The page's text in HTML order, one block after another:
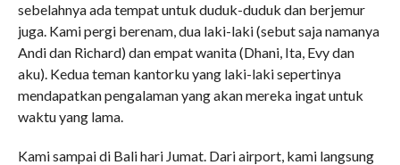
sebelahnya ada tempat untuk duduk-duduk dan berjemur
juga. Kami pergi berenam, dua laki-laki (sebut saja namanya
Andi dan Richard) dan empat wanita (Dhani, Ita, Evy dan
aku). Kedua teman kantorku yang laki-laki sepertinya
mendapatkan pengalaman yang akan mereka ingat untuk
waktu yang lama.
Kami sampai di Bali hari Jumat. Dari airport, kami langsung